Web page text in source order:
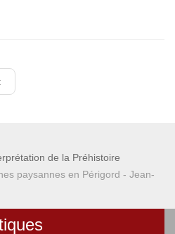
de la Préhistoire
paysannes en Périgord - Jean-